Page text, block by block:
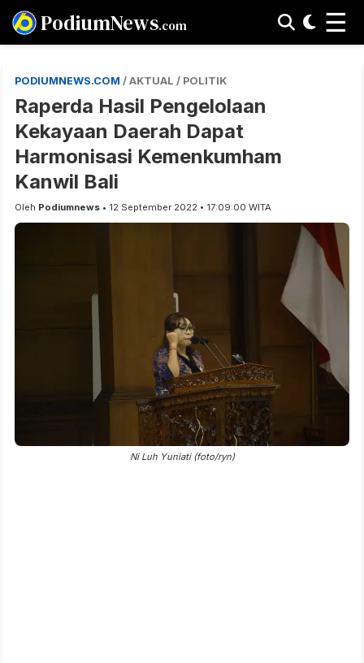
PodiumNews.com ☰
PODIUMNEWS.COM / AKTUAL / POLITIK
Raperda Hasil Pengelolaan
Kekayaan Daerah Dapat
Harmonisasi Kemenkumham
Kanwil Bali
Oleh Podiumnews • 12 September 2022 • 17:09:00 WITA
Ni Luh Yuniati (foto/ryn)